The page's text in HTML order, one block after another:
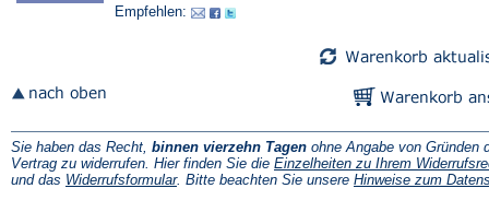
Empfehlen:
Sie haben das Recht, binnen vierzehn Tagen ohne Angabe von Gründen
Vertrag zu widerrufen. Hier finden Sie die Einzelheiten zu Ihrem
und das Widerrufsformular(Öffnet
. Bitte beachten Sie unsere Hinweise zum